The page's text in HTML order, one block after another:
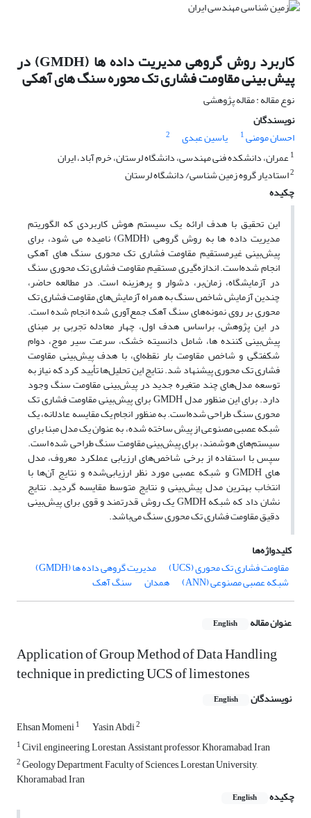
کاربرد روش گروهی مدیریت داده ها (GMDH) در
پیش بینی مقاومت فشاری تک محوره سنگ های آهکی
نوع مقاله : مقاله پژوهشی
نویسندگان
احسان مومنی1 یاسین عبدی
2
1عمران، دانشکده فنی مهندسی، دانشگاه لرستان، خرم آباد، ایران
2استادیار گروه زمین شناسی/ دانشگاه لرستان
چکیده
این تحقیق با هدف ارائه یک سیستم هوش کاربردی که الگوریتم
مدیریت داده ها به روش گروهی (GMDH) نامیده می شود، برای
پیش‌بینی غیرمستقیم مقاومت فشاری تک محوری سنگ های آهکی
انجام شده‌است. اندازه‌گیری مستقیم مقاومت فشاری تک محوری سنگ
در آزمایشگاه، زمان‌بر، دشوار و پرهزینه است. در مطالعه حاضر،
چندین آزمایش شاخص سنگ به همراه آزمایش‌های مقاومت فشاری تک
محوری بر روی نمونه‌های سنگ آهک جمع‌آوری شده انجام شده است.
در این پژوهش، براساس هدف اول، چهار معادله تجربی بر مبنای
پیش‌بینی کننده ها، شامل دانسیته خشک، سرعت سیر موج، دوام
شکفتگی و شاخص مقاومت بار نقطه‌ای، با هدف پیش‌بینی مقاومت
فشاری تک محوری پیشنهاد شد. نتایج این تحلیل‌ها تأیید کرد که نیاز به
توسعه مدل‌های چند متغیره جدید در پیش‌بینی مقاومت سنگ وجود
دارد. برای این منظور مدل GMDH برای پیش‌بینی مقاومت فشاری تک
محوری سنگ طراحی شده‌است. به منظور انجام یک مقایسه عادلانه، یک
شبکه عصبی مصنوعی از پیش ساخته شده، به عنوان یک مدل مبنا برای
سیستم‌های هوشمند، برای پیش‌بینی مقاومت سنگ طراحی شده است.
سپس با استفاده از برخی شاخص‌های ارزیابی عملکرد معروف، مدل
های GMDH و شبکه عصبی مورد نظر ارزیابی‌شده و نتایج آن‌ها با
انتخاب بهترین مدل پیش‌بینی و نتایج متوسط مقایسه گردید. نتایج
نشان داد که شبکه GMDH یک روش قدرتمند و قوی برای پیش‌بینی
دقیق مقاومت فشاری تک محوری سنگ می‌باشد.
کلیدواژه‌ها
مقاومت فشاری تک محوری (UCS)
مدیریت گروهی داده ها (GMDH)
شبکه عصبی مصنوعی (ANN) همدان سنگ آهک
عنوان مقاله English
Application of Group Method of Data Handling
technique in predicting UCS of limestones
نویسندگان English
Ehsan Momeni1 Yasin Abdi2
1Civil, engineering, Lorestan, Assistant professor, Khoramabad, Iran
2Geology Department, Faculty of Sciences, Lorestan University,
Khoramabad, Iran
چکیده
English